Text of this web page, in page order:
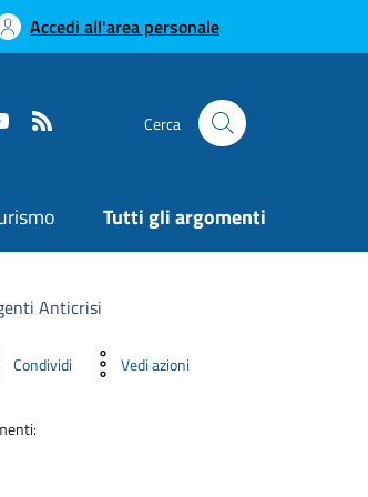
Accedi all'area personale
Cerca
Tutti gli argomenti
Anticrisi
Condividi Vedi azioni